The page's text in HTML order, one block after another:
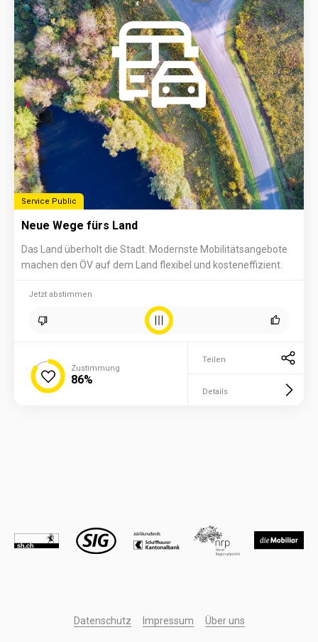
Service Public
Neue Wege fürs Land
Das Land überholt die Stadt. Modernste Mobilitätsangebote
machen den ÖV auf dem Land flexibel und kosteneffizient.
Jetzt abstimmen
Zustimmung
86%
Teilen
Details
Datenschutz Impressum Über uns